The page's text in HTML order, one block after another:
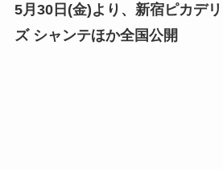
5月30日(金)より、新宿ピカデ
ズ シャンテほか全国公開